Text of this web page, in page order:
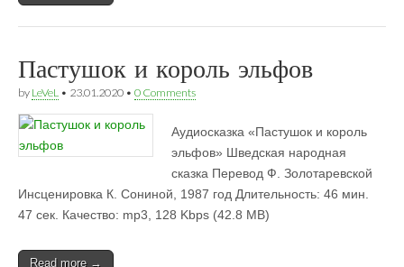
Пастушок и король эльфов
by LeVeL • 23.01.2020 • 0 Comments
Аудиосказка «Пастушок и король
эльфов» Шведская народная
сказка Перевод Ф. Золотаревской
Инсценировка К. Сониной, 1987 год Длительность: 46 мин.
47 сек. Качество: mp3, 128 Kbps (42.8 MB)
Read more →